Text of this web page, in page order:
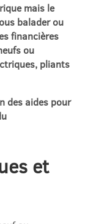
mais le
balader ou
financières
ou
pliants
des aides pour
et